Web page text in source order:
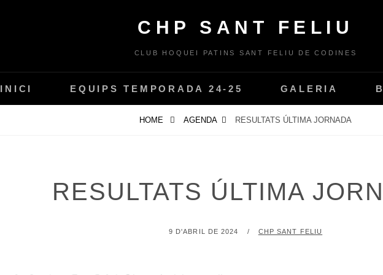
CHP SANT FELIU
CLUB HOQUEI PATINS SANT FELIU DE CODINES
INICI EQUIPS TEMPORADA 24-25 GALERIA
HOME AGENDA RESULTATS ÚLTIMA JORNADA
RESULTATS ÚLTIMA
POSTED
9 D'ABRIL DE 2024 BY
CHP SANT FELIU